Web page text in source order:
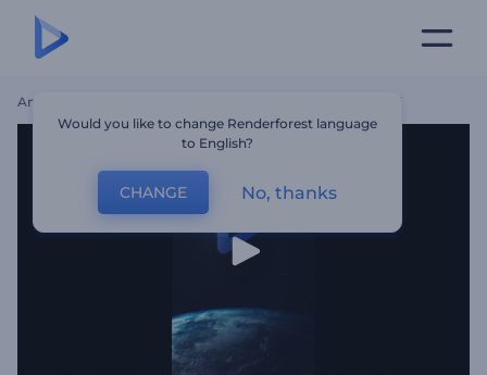
Ana Sayfa
Would you like to change Renderforest language
to English?
CHANGE No, thanks